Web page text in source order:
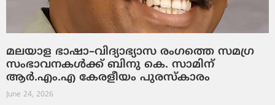
മലയാള ഭാഷാ–വിദ്യാഭ്യാസ രംഗത്തെ സമഗ്ര
സംഭാവനകൾക്ക് ബിനു കെ. സാമിന്
ആർ.എം.എ കേരളീയം പുരസ്‌കാരം
June 24, 2026